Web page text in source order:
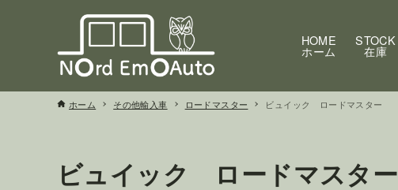
HOME
ホーム
STOCK
在庫
ホーム その他輸入車 ロードマスター ビュイック ロードマスター
ビュイック ロードマスター